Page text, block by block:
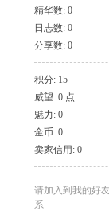
精华数: 0
日志数: 0
分享数: 0
积分: 15
威望: 0 点
魅力: 0
金币: 0
卖家信用: 0
请加入到我的好
系